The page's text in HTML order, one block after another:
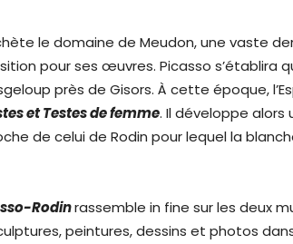
le domaine de Meudon, une vaste
pour ses œuvres. Picasso s’établira
près de Gisors. À cette époque,
et Testes de femme. Il développe
de celui de Rodin pour lequel la
Rodinrassemble in fine sur les deux
peintures, dessins et photos